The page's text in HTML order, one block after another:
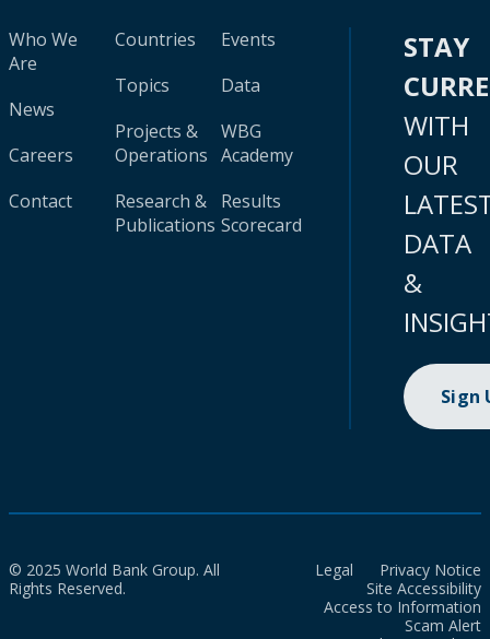
Who We
Are
News
Careers
Contact
Countries
Topics
Projects &
Operations
Research &
Publications
Events
Data
WBG
Academy
Results
Scorecard
STAY
WITH
OUR
DATA
&
Sign
© 2025 World Bank Group. All
Rights Reserved.
Legal
Privacy Notice
Site Accessibility
Access to Information
Scam Alert